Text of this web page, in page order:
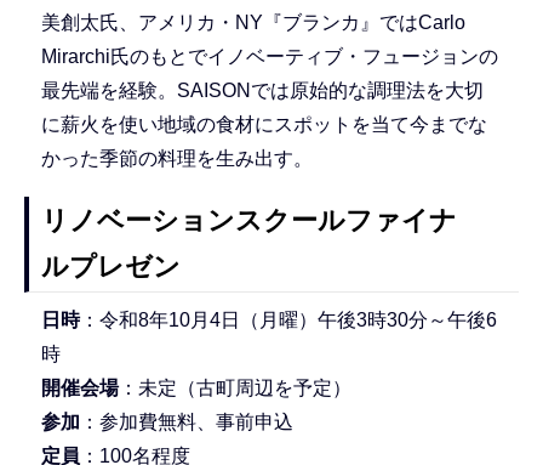
美創太氏、アメリカ・NY『ブランカ』ではCarlo
Mirarchi氏のもとでイノベーティブ・フュージョンの
最先端を経験。SAISONでは原始的な調理法を大切
に薪火を使い地域の食材にスポットを当て今までな
かった季節の料理を生み出す。
リノベーションスクールファイナ
ルプレゼン
日時：令和8年10月4日（月曜）午後3時30分～午後6
時
開催会場：未定（古町周辺を予定）
参加 ：参加費無料、事前申込
定員 ：100名程度